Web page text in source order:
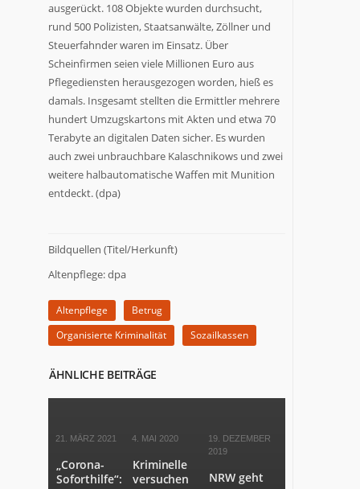
ausgerückt. 108 Objekte wurden durchsucht,
rund 500 Polizisten, Staatsanwälte, Zöllner und
Steuerfahnder waren im Einsatz. Über
Scheinfirmen seien viele Millionen Euro aus
Pflegediensten herausgezogen worden, hieß es
damals. Insgesamt stellten die Ermittler mehrere
hundert Umzugskartons mit Akten und etwa 70
Terabyte an digitalen Daten sicher. Es wurden
auch zwei unbrauchbare Kalaschnikows und zwei
weitere halbautomatische Waffen mit Munition
entdeckt. (dpa)
Bildquellen (Titel/Herkunft)
Altenpflege: dpa
Altenpflege
Betrug
Organisierte Kriminalität
Sozailkassen
ÄHNLICHE BEITRÄGE
21. MÄRZ 2021
„Corona-
Soforthilfe“:
4. MAI 2020
Kriminelle
versuchen
19. DEZEMBER
2019
NRW geht